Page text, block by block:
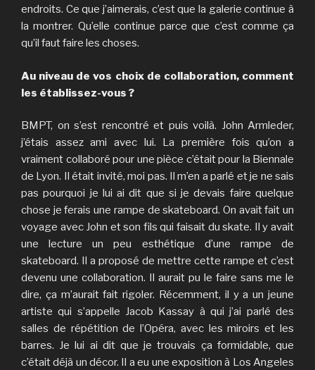
endroits. Ce que j’aimerais, c’est que la galerie continue à
la montrer. Qu’elle continue parce que c’est comme ça
qu’il faut faire les choses.
Au niveau de vos choix de collaboration, comment
les établissez-vous ?
BMPT, on s’est rencontré et puis voilà. John Armleder,
j’étais assez ami avec lui. La première fois qu’on a
vraiment collaboré pour une pièce c’était pour la Biennale
de Lyon. Il était invité, moi pas. Il m’en a parlé et je ne sais
pas pourquoi je lui ai dit que si je devais faire quelque
chose je ferais une rampe de skateboard. On avait fait un
voyage avec John et son fils qui faisait du skate. Il y avait
une lecture un peu esthétique d’une rampe de
skateboard. Il a proposé de mettre cette rampe et c’est
devenu une collaboration. Il aurait pu le faire sans me le
dire, ça m’aurait fait rigoler. Récemment, il y a un jeune
artiste qui s’appelle Jacob Kassay à qui j’ai parlé des
salles de répétition de l’Opéra, avec les miroirs et les
barres. Je lui ai dit que je trouvais ça formidable, que
c’était déjà un décor. Il a eu une exposition à Los Angeles